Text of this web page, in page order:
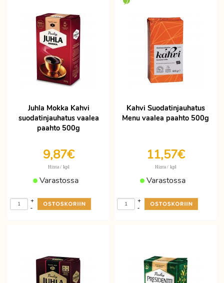
Juhla Mokka Kahvi
suodatinjauhatus vaalea
paahto 500g
9,87€
Hinta / kpl
Varastossa
-
+
Kahvi Suodatinjauhatus
Menu vaalea paahto 500g
11,57€
Hinta / kpl
Varastossa
-
+